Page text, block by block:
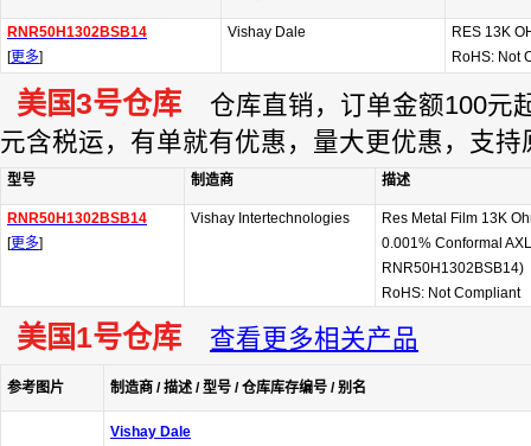
RNR50H1302BSB14
[更多]
Vishay Dale
RES 13K
RoHS: Not
美国3号仓库 仓库直销，订单金额100元
元含税运，有单就有优惠，量大更优惠，支持
型号 制造商 描述
RNR50H1302BSB14
[更多]
Vishay Intertechnologies
Res Metal Film 13K
0.001% Conformal
RNR50H1302BSB14)
RoHS: Not Compliant
美国1号仓库 查看更多相关产品
参考图片 制造商 / 描述 / 型号 / 仓库库存编号 / 别名
Vishay Dale